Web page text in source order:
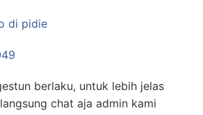
di pidie
berlaku, untuk lebih jelas
chat aja admin kami